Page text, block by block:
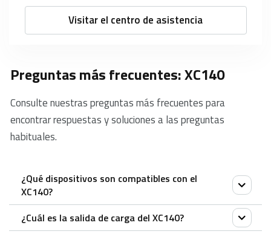
Visitar el centro de asistencia
Preguntas más frecuentes: XC140
Consulte nuestras preguntas más frecuentes para
encontrar respuestas y soluciones a las preguntas
habituales.
¿Qué dispositivos son compatibles con el
XC140?
El XC140 funciona con todos los dispositivos
¿Cuál es la salida de carga del XC140?